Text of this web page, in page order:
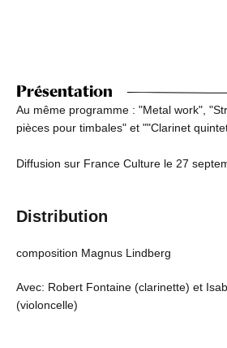
Présentation
Au même programme : "Metal work",
pièces pour timbales" et ""Clarinet
Diffusion sur France Culture le 27
Distribution
composition Magnus Lindberg
Avec: Robert Fontaine (clarinette) et
(violoncelle)